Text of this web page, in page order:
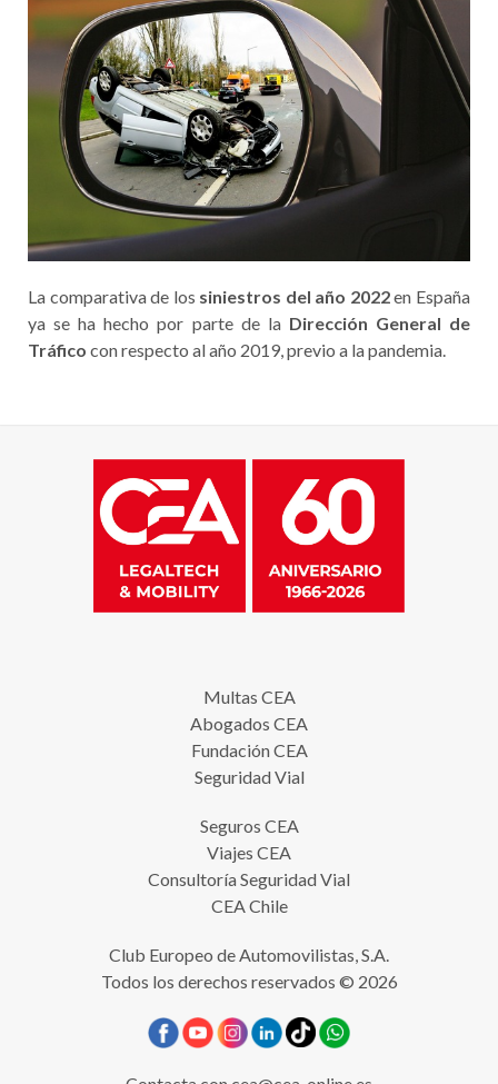
La comparativa de los siniestros del año 2022en España
ya se ha hecho por parte de la Dirección General de
Tráfico con respecto al año 2019, previo a la pandemia.
Multas CEA
Abogados CEA
Fundación CEA
Seguridad Vial
Seguros CEA
Viajes CEA
Consultoría Seguridad Vial
CEA Chile
Club Europeo de Automovilistas, S.A.
Todos los derechos reservados © 2026